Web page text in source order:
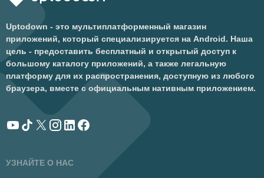
Uptodown - это мультиплатформенный магазин
приложений, который специализируется на Android. Наша
цель - предоставить бесплатный и открытый доступ к
большому каталогу приложений, а также легальную
платформу для их распространения, доступную из любого
браузера, вместе с официальным нативным приложением.
УЗНАЙТЕ О НАС